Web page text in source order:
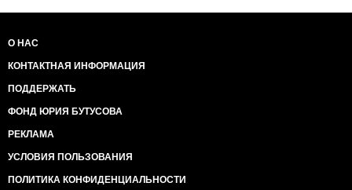
О НАС
КОНТАКТНАЯ ИНФОРМАЦИЯ
ПОДДЕРЖАТЬ
ФОНД ЮРИЯ БУТУСОВА
РЕКЛАМА
УСЛОВИЯ ПОЛЬЗОВАНИЯ
ПОЛИТИКА КОНФИДЕНЦИАЛЬНОСТИ